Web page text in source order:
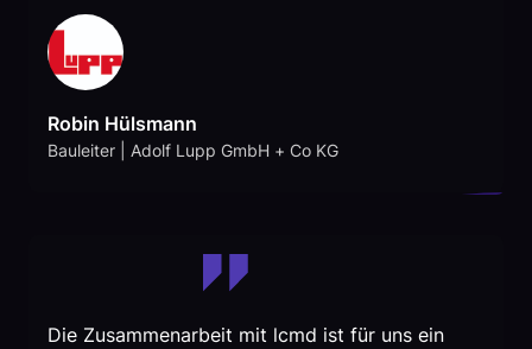
Robin Hülsmann
Bauleiter | Adolf Lupp GmbH + Co KG
Die Zusammenarbeit mit lcmd ist für uns ein